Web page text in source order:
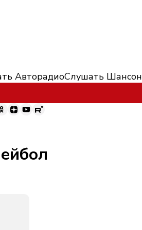
АвторадиоСлушать Шансон